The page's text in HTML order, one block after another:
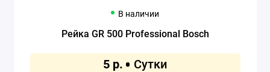
В наличии
Рейка GR 500 Professional Bosch
5 р.